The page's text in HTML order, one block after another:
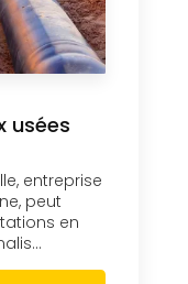
usées
entreprise
peut
en